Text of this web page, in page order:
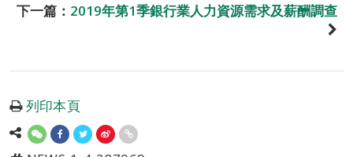
下一篇： 2019年第1季銀行業人力資源需求及薪酬調查
列印本頁